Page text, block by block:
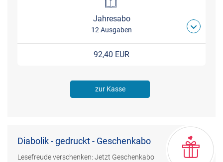
Jahresabo
12 Ausgaben
92,40 EUR
zur Kasse
Diabolik - gedruckt - Geschenkabo
Lesefreude verschenken: Jetzt Geschenkabo